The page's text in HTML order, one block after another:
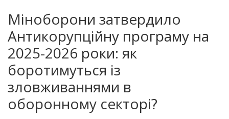
Міноборони затвердило
Антикорупційну програму на
2025-2026 роки: як
боротимуться із
зловживаннями в
оборонному секторі?